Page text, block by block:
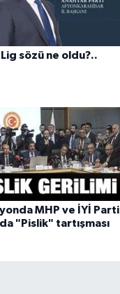
sözü ne oldu?..
MHP ve İYİ Parti
"Pislik" tartışması